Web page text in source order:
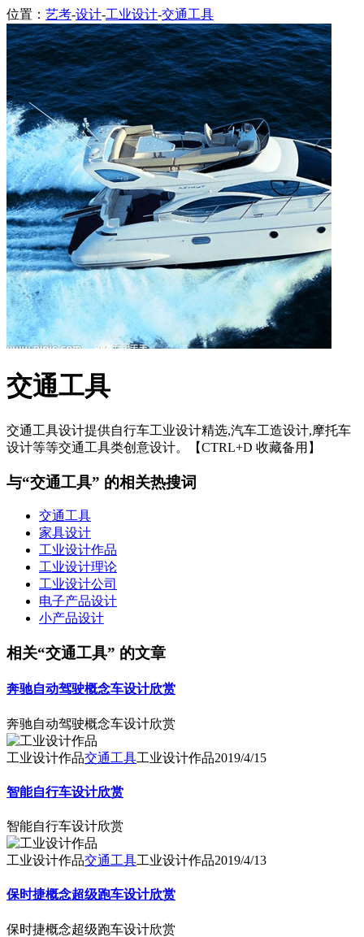
位置： 艺考-设计-工业设计-交通工具
交通工具
交通工具设计提供自行车工业设计精选,汽车工造设计,摩托车
设计等等交通工具类创意设计。【CTRL+D 收藏备用】
与“交通工具” 的相关热搜词
交通工具
家具设计
工业设计作品
工业设计理论
工业设计公司
电子产品设计
小产品设计
相关“交通工具” 的文章
奔驰自动驾驶概念车设计欣赏
奔驰自动驾驶概念车设计欣赏
工业设计作品交通工具工业设计作品2019/4/15
智能自行车设计欣赏
智能自行车设计欣赏
工业设计作品交通工具工业设计作品2019/4/13
保时捷概念超级跑车设计欣赏
保时捷概念超级跑车设计欣赏